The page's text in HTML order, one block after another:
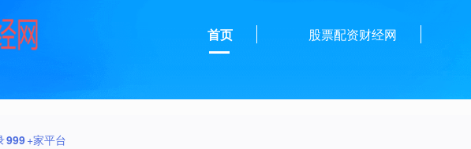
首页 股票配资财经网
999+家平台